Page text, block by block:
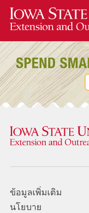
ข้อมูลเพิ่มเติม
นโยบาย